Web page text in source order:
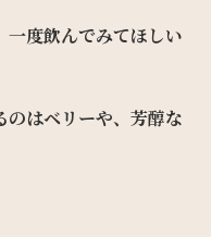
一度飲んでみてほしい
のはベリーや、芳醇な